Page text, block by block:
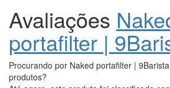
Avaliações
portafilter |
Procurando por Naked portafilter |
produtos?